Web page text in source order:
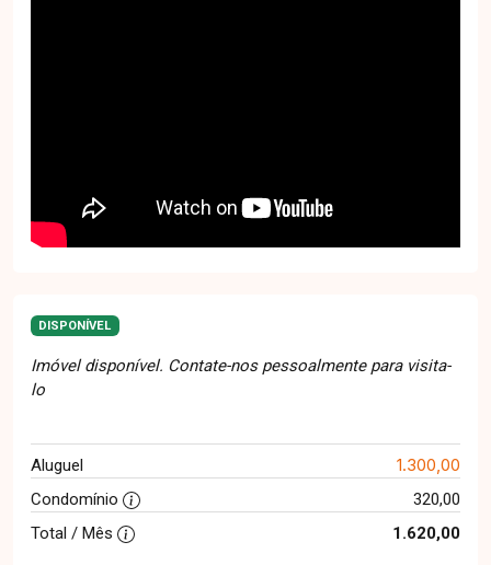
DISPONÍVEL
Imóvel disponível. Contate-nos pessoalmente para visita-
lo
Aluguel 1.300,00
Condomínio
320,00
Total / Mês
1.620,00